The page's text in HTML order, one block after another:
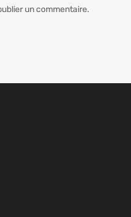
un commentaire.